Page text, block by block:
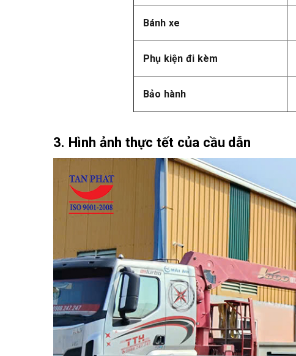
Bánh xe
Phụ kiện đi kèm
Bảo hành
3. Hình ảnh thực tết của cầu dẫn